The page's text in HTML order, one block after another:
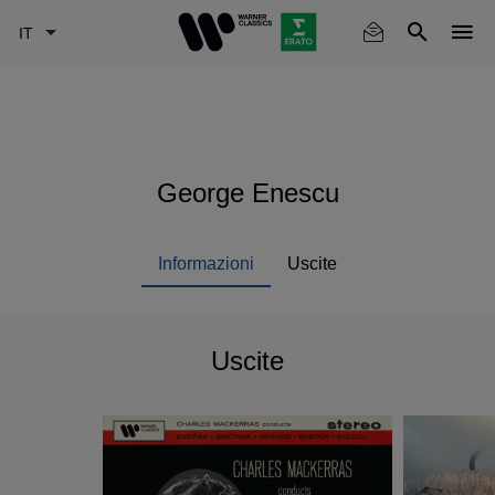
George Enescu
Informazioni Uscite
Uscite